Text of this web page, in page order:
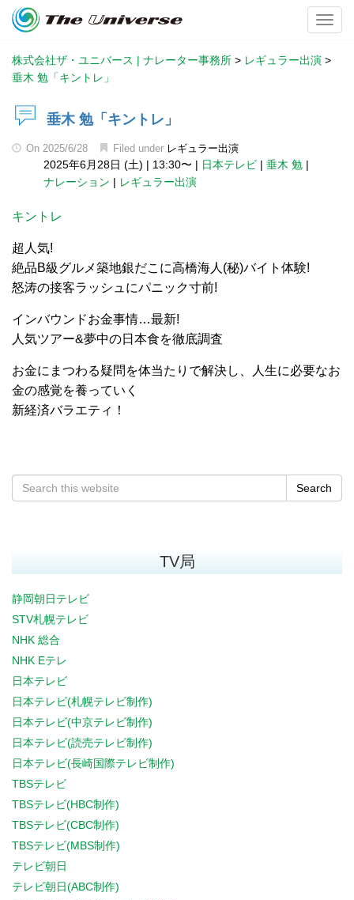
株式会社ザ・ユニバース | ナレーター事務所 > レギュラー出演 >
垂木 勉「キントレ」
垂木 勉「キントレ」
On 2025/6/28 Filed under レギュラー出演
2025年6月28日 (土) | 13:30〜 | 日本テレビ | 垂木 勉 |
ナレーション | レギュラー出演
キントレ
超人気!
絶品B級グルメ築地銀だこに高橋海人(秘)バイト体験!
怒涛の接客ラッシュにパニック寸前!
インバウンドお金事情…最新!
人気ツアー&夢中の日本食を徹底調査
お金にまつわる疑問を体当たりで解決し、人生に必要なお
金の感覚を養っていく
新経済バラエティ！
Search
TV局
静岡朝日テレビ
STV札幌テレビ
NHK 総合
NHK Eテレ
日本テレビ
日本テレビ(札幌テレビ制作)
日本テレビ(中京テレビ制作)
日本テレビ(読売テレビ制作)
日本テレビ(長崎国際テレビ制作)
TBSテレビ
TBSテレビ(HBC制作)
TBSテレビ(CBC制作)
TBSテレビ(MBS制作)
テレビ朝日
テレビ朝日(ABC制作)